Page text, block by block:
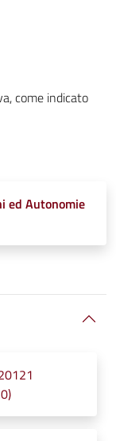
come indicato
ed Autonomie